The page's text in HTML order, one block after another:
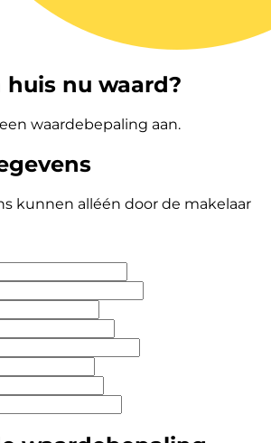
nu waard?
waardebepaling aan.
kunnen alléén door de makelaar